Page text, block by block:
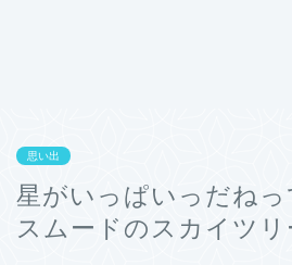
思い出
星がいっぱいっだね
スムードのスカイツリ